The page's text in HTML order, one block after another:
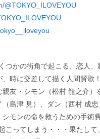
@TOKYO_ILOVEYOU
かの街角で起こる、恋人
時に交差して描く人間賛歌
友・シモン（松村 龍之介
島津 見）、ダン（西村 成
モンの命を救うための手
こってしまう・・・果たし